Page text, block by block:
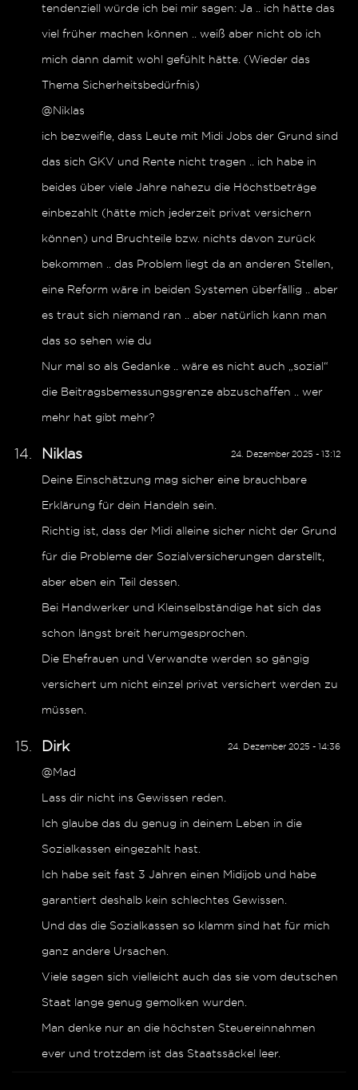
tendenziell würde ich bei mir sagen: Ja .. ich hätte das
viel früher machen können .. weiß aber nicht ob ich
mich dann damit wohl gefühlt hätte. (Wieder das
Thema Sicherheitsbedürfnis)
@Niklas
ich bezweifle, dass Leute mit Midi Jobs der Grund sind
das sich GKV und Rente nicht tragen .. ich habe in
beides über viele Jahre nahezu die Höchstbeträge
einbezahlt (hätte mich jederzeit privat versichern
können) und Bruchteile bzw. nichts davon zurück
bekommen .. das Problem liegt da an anderen Stellen,
eine Reform wäre in beiden Systemen überfällig .. aber
es traut sich niemand ran .. aber natürlich kann man
das so sehen wie du
Nur mal so als Gedanke .. wäre es nicht auch „sozial“
die Beitragsbemessungsgrenze abzuschaffen .. wer
mehr hat gibt mehr?
24. Dezember 2025 - 13:12
Niklas
Deine Einschätzung mag sicher eine brauchbare
Erklärung für dein Handeln sein.
Richtig ist, dass der Midi alleine sicher nicht der Grund
für die Probleme der Sozialversicherungen darstellt,
aber eben ein Teil dessen.
Bei Handwerker und Kleinselbständige hat sich das
schon längst breit herumgesprochen.
Die Ehefrauen und Verwandte werden so gängig
versichert um nicht einzel privat versichert werden zu
müssen.
24. Dezember 2025 - 14:36
Dirk
@Mad
Lass dir nicht ins Gewissen reden.
Ich glaube das du genug in deinem Leben in die
Sozialkassen eingezahlt hast.
Ich habe seit fast 3 Jahren einen Midijob und habe
garantiert deshalb kein schlechtes Gewissen.
Und das die Sozialkassen so klamm sind hat für mich
ganz andere Ursachen.
Viele sagen sich vielleicht auch das sie vom deutschen
Staat lange genug gemolken wurden.
Man denke nur an die höchsten Steuereinnahmen
ever und trotzdem ist das Staatssäckel leer.